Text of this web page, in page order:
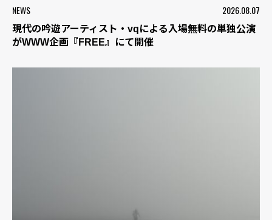
NEWS 2026.08.07
現代の吟遊アーティスト・vqによる入場無料の単独公演
がWWW企画『FREE』にて開催